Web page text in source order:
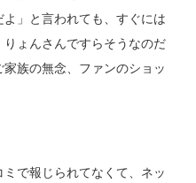
」と言われても、すぐには
ょんさんですらそうなのだ
族の無念、ファンのショッ
で報じられてなくて、ネッ